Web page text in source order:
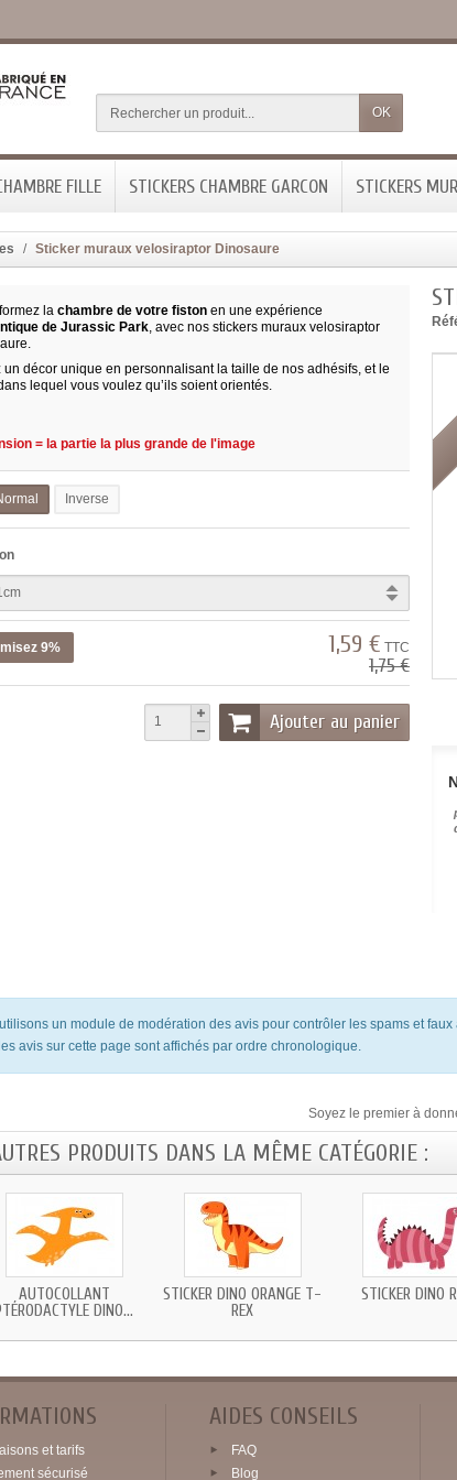
OK
FILLE STICKERS CHAMBRE GARCON STICKERS
Sticker muraux velosiraptor Dinosaure
lachambre de votre fiston en une expérience
de Jurassic Park, avec nos stickers muraux velosiraptor
un décor unique en personnalisant la taille de nos adhésifs, et le
lequel vous voulez qu’ils soient orientés.
= la partie la plus grande de l'image
Inverse
9% 1,59 € TTC
1,75 €
Ajouter au panier
un module de modération des avis pour contrôler les spams et faux
avis sur cette page sont affichés par ordre chronologique.
Soyez le premier à
PRODUITS DANS LA MÊME CATÉGORIE :
AUTOCOLLANT
DINO...
STICKER DINO ORANGE T-
REX
STICKER DINO
et tarifs
sécurisé
AIDES CONSEILS
FAQ
Blog